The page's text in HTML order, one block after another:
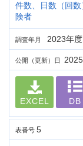
件数、日数（回
険者
調査年月 2023年度
公開（更新）日
EXCEL DB
表番号 5